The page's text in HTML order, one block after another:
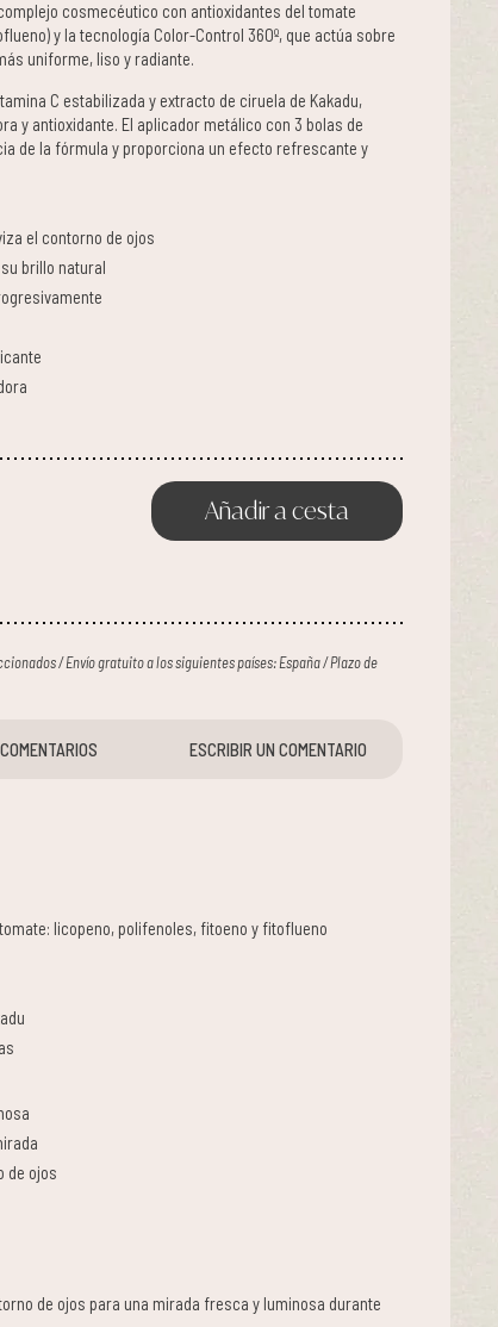
cosmecéutico con antioxidantes del tomate
y la tecnología Color-Control 360º, que actúa sobre
uniforme, liso y radiante.
C estabilizada y extracto de ciruela de Kakadu,
y antioxidante. El aplicador metálico con 3 bolas de
de la fórmula y proporciona un efecto refrescante y
el contorno de ojos
brillo natural
Añadir a cesta
/ Envío gratuito a los siguientes países: España / Plazo de
ESCRIBIR UN COMENTARIO
licopeno, polifenoles, fitoeno y fitoflueno
de ojos
de ojos para una mirada fresca y luminosa durante